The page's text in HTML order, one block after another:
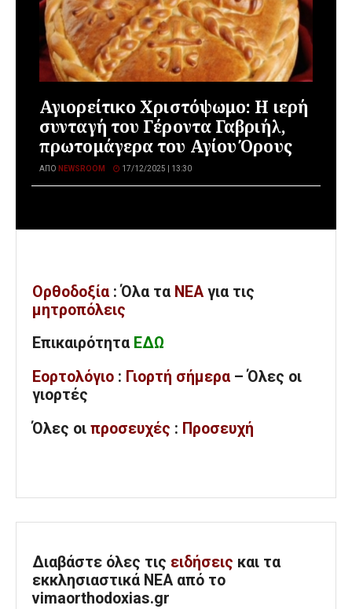
Αγιορείτικο Χριστόψωμο: Η ιερή
συνταγή του Γέροντα Γαβριήλ,
πρωτομάγερα του Αγίου Όρους
ΑΠΌ NEWSROOM 17/12/2025 | 13:30
Ορθοδοξία : Όλα τα ΝΕΑ για τις
μητροπόλεις
Επικαιρότητα ΕΔΩ
Εορτολόγιο : Γιορτή σήμερα – Όλες οι
γιορτές
Όλες οι προσευχές : Προσευχή
Διαβάστε όλες τις ειδήσεις και τα
εκκλησιαστικά ΝΕΑ από το
vimaorthodoxias.gr